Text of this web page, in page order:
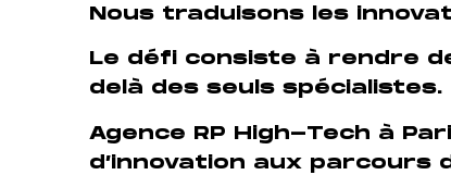
Nous traduisons les
Le défi consiste à rendre
delà des seuls spécialistes.
Agence RP High-Tech à
d’innovation aux parcours